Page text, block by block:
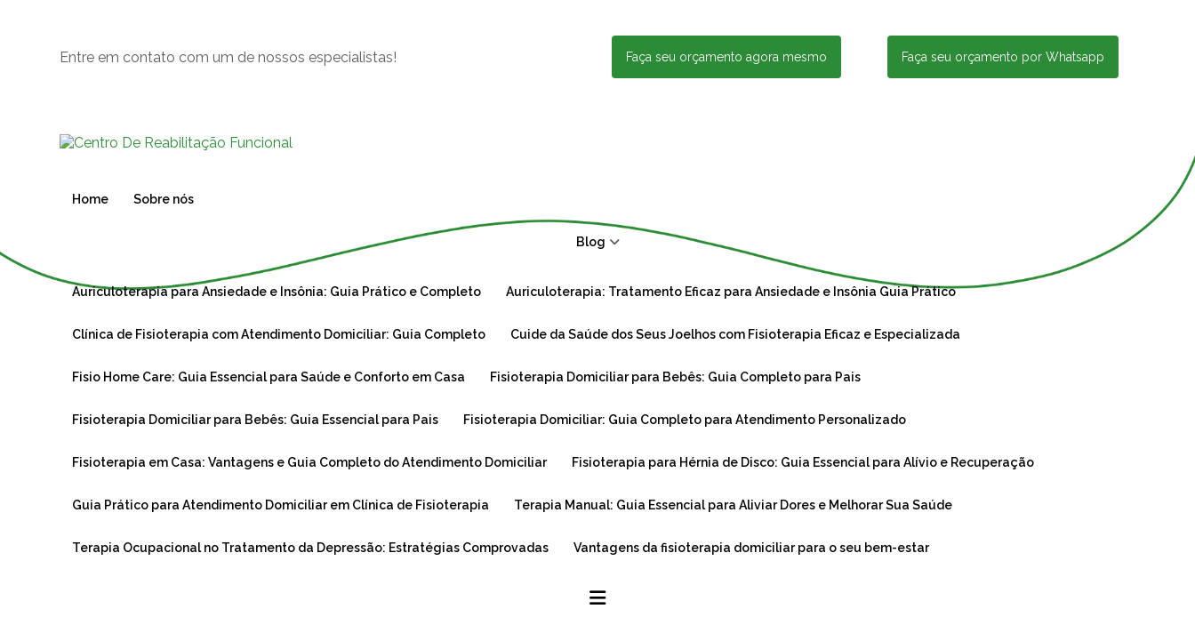
Entre em contato com um de nossos especialistas! Faça seu orçamento agora mesmo Faça seu orçamento por Whatsapp
Home Sobre nós
Blog
Auriculoterapia para Ansiedade e Insônia: Guia Prático e Completo Auriculoterapia: Tratamento Eficaz para Ansiedade e Insônia Guia Prático
Clínica de Fisioterapia com Atendimento Domiciliar: Guia Completo Cuide da Saúde dos Seus Joelhos com Fisioterapia Eficaz e Especializada
Fisio Home Care: Guia Essencial para Saúde e Conforto em Casa Fisioterapia Domiciliar para Bebês: Guia Completo para Pais
Fisioterapia Domiciliar para Bebês: Guia Essencial para Pais Fisioterapia Domiciliar: Guia Completo para Atendimento Personalizado
Fisioterapia em Casa: Vantagens e Guia Completo do Atendimento Domiciliar Fisioterapia para Hérnia de Disco: Guia Essencial para Alívio e Recuperação
Guia Prático para Atendimento Domiciliar em Clínica de Fisioterapia Terapia Manual: Guia Essencial para Aliviar Dores e Melhorar Sua Saúde
Terapia Ocupacional no Tratamento da Depressão: Estratégias Comprovadas Vantagens da fisioterapia domiciliar para o seu bem-estar